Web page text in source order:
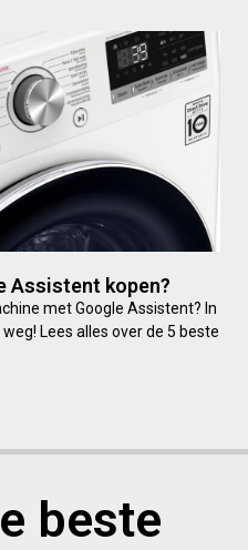
Assistent kopen?
met Google Assistent? In
Lees alles over de 5 beste
beste